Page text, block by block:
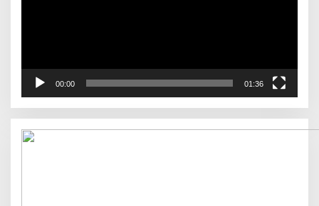
00:00 01:36